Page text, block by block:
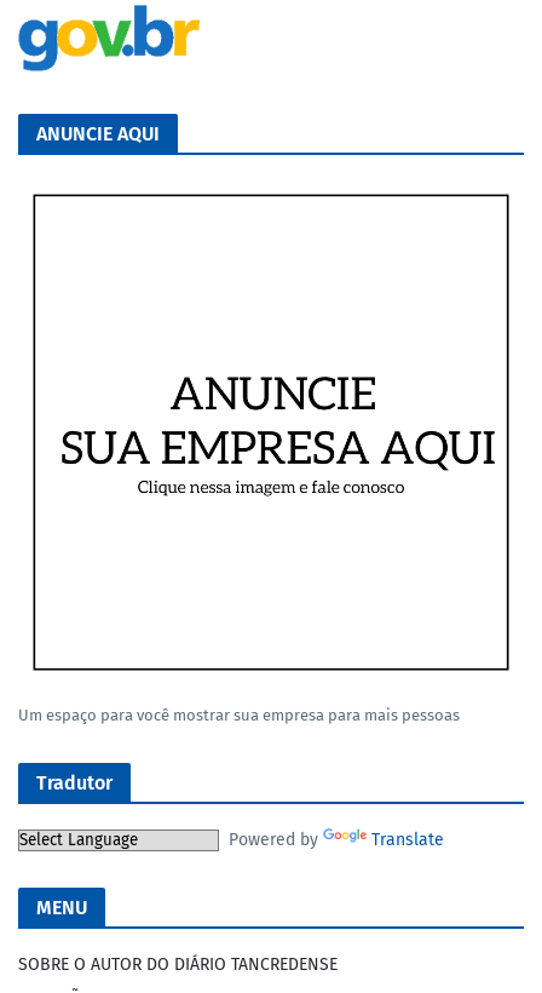
ANUNCIE AQUI
Um espaço para você mostrar sua empresa para mais pessoas
Tradutor
Powered by Translate
MENU
SOBRE O AUTOR DO DIÁRIO TANCREDENSE